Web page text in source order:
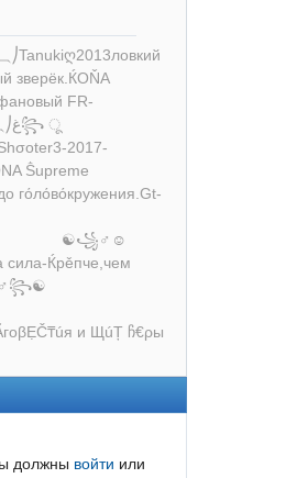
зверёк.ЌOŇA
FR-
байк.⎝⏠⏝⏠⎠ﻍ꧂ ू
2017-
Ṧupreme
гόлόвόкружения.Gt-
Ќрěпче,чем
и ЩúȚ ჩ€ρы
должны войти или